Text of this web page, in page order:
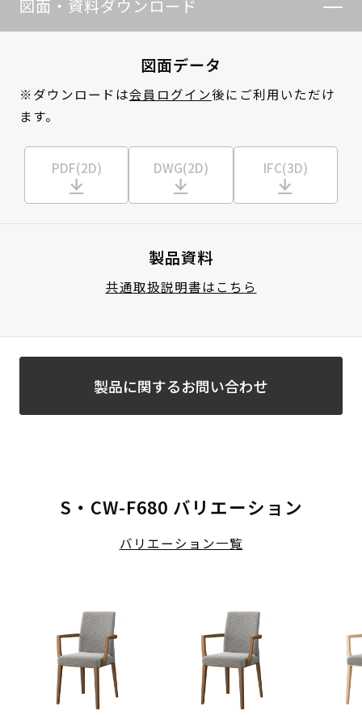
図面・資料ダウンロード
図面データ
※ダウンロードは会員ログイン後にご利用いただけ
ます。
PDF(2D) DWG(2D) IFC(3D)
製品資料
共通取扱説明書はこちら
製品に関するお問い合わせ
S・CW-F680 バリエーション
バリエーション一覧